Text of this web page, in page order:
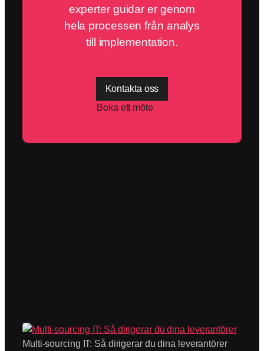
experter guidar er genom
hela processen från analys
till implementation.
Kontakta oss
Boka ett möte
Multi-sourcing IT: Så dirigerar du dina leverantörer